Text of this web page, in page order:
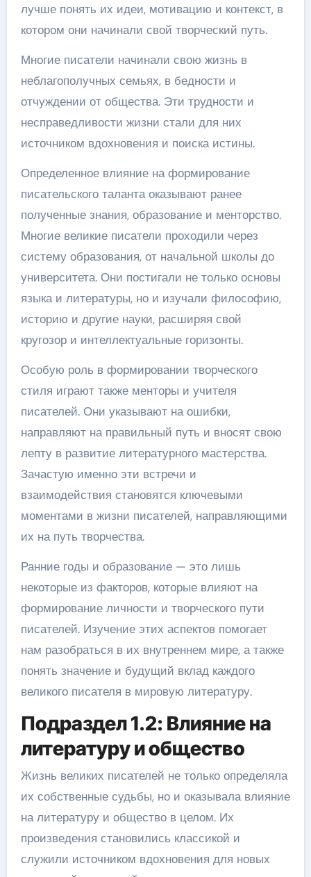
лучше понять их идеи, мотивацию и контекст, в
котором они начинали свой творческий путь.
Многие писатели начинали свою жизнь в
неблагополучных семьях, в бедности и
отчуждении от общества. Эти трудности и
несправедливости жизни стали для них
источником вдохновения и поиска истины.
Определенное влияние на формирование
писательского таланта оказывают ранее
полученные знания, образование и менторство.
Многие великие писатели проходили через
систему образования, от начальной школы до
университета. Они постигали не только основы
языка и литературы, но и изучали философию,
историю и другие науки, расширяя свой
кругозор и интеллектуальные горизонты.
Особую роль в формировании творческого
стиля играют также менторы и учителя
писателей. Они указывают на ошибки,
направляют на правильный путь и вносят свою
лепту в развитие литературного мастерства.
Зачастую именно эти встречи и
взаимодействия становятся ключевыми
моментами в жизни писателей, направляющими
их на путь творчества.
Ранние годы и образование — это лишь
некоторые из факторов, которые влияют на
формирование личности и творческого пути
писателей. Изучение этих аспектов помогает
нам разобраться в их внутреннем мире, а также
понять значение и будущий вклад каждого
великого писателя в мировую литературу.
Подраздел 1.2: Влияние на
литературу и общество
Жизнь великих писателей не только определяла
их собственные судьбы, но и оказывала влияние
на литературу и общество в целом. Их
произведения становились классикой и
служили источником вдохновения для новых